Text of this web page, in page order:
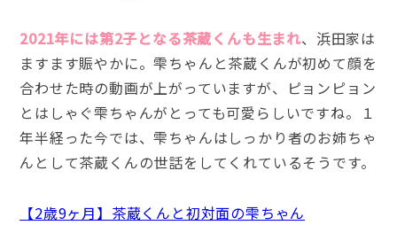
2021年には第2子となる茶蔵くんも生まれ、浜田家は
ますます賑やかに。雫ちゃんと茶蔵くんが初めて顔を
合わせた時の動画が上がっていますが、ピョンピョン
とはしゃぐ雫ちゃんがとっても可愛らしいですね。１
年半経った今では、雫ちゃんはしっかり者のお姉ちゃ
んとして茶蔵くんの世話をしてくれているそうです。
【2歳9ヶ月】茶蔵くんと初対面の雫ちゃん